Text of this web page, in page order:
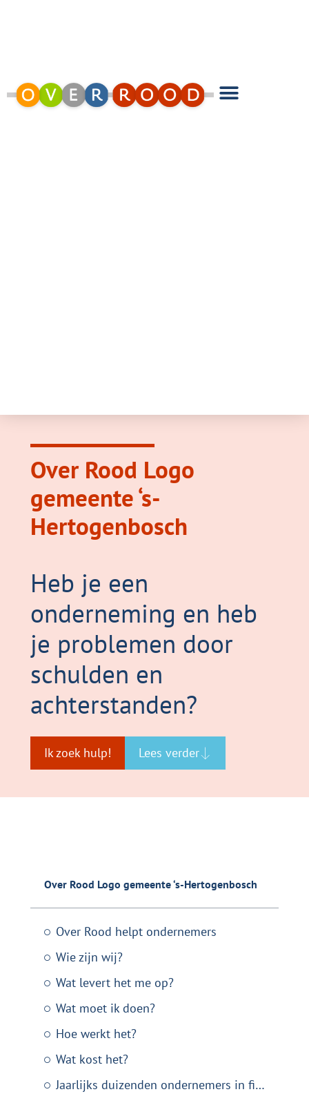
Over Rood Logo
gemeente ‘s-
Hertogenbosch
Heb je een
onderneming en heb
je problemen door
schulden en
achterstanden?
Ik zoek hulp! Lees verder
Over Rood Logo gemeente ‘s-Hertogenbosch
Over Rood helpt ondernemers
Wie zijn wij?
Wat levert het me op?
Wat moet ik doen?
Hoe werkt het?
Wat kost het?
Jaarlijks duizenden ondernemers in financiële problemen